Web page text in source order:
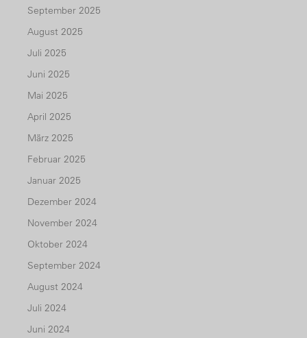
September 2025
August 2025
Juli 2025
Juni 2025
Mai 2025
April 2025
März 2025
Februar 2025
Januar 2025
Dezember 2024
November 2024
Oktober 2024
September 2024
August 2024
Juli 2024
Juni 2024